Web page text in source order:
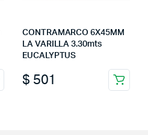
CONTRAMARCO 6X45MM
LA VARILLA 3.30mts
EUCALYPTUS
$ 501